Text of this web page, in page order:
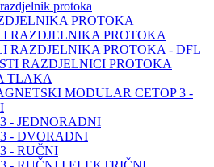
protoka
PROTOKA
RAZDJELNIKA PROTOKA
RAZDJELNIKA PROTOKA - DFL
RAZDJELNICI PROTOKA
TLAKA
MODULAR CETOP 3 -
- JEDNORADNI
- DVORADNI
- RUČNI